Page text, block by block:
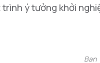
ý tưởng khởi
Ban